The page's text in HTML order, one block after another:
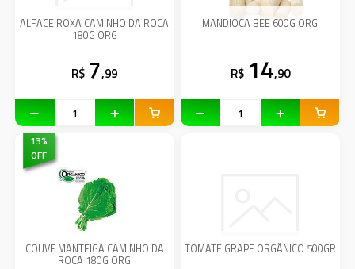
ALFACE ROXA CAMINHO DA ROCA
180G ORG
R$ 7,99
MANDIOCA BEE 600G ORG
R$ 14,90
13%
OFF
COUVE MANTEIGA CAMINHO DA
ROCA 180G ORG
TOMATE GRAPE ORGÂNICO 500GR